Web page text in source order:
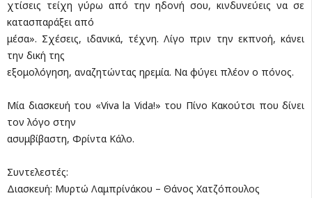
χτίσεις τείχη γύρω από την ηδονή σου, κινδυνεύεις να σε
κατασπαράξει από
μέσα». Σχέσεις, ιδανικά, τέχνη. Λίγο πριν την εκπνοή, κάνει
την δική της
εξομολόγηση, αναζητώντας ηρεμία. Να φύγει πλέον ο πόνος.
Μία διασκευή του «Viva la Vida!» του Πίνο Κακούτσι που δίνει
τον λόγο στην
ασυμβίβαστη, Φρίντα Κάλο.
Συντελεστές:
Διασκευή: Μυρτώ Λαμπρίνάκου – Θάνος Χατζόπουλος